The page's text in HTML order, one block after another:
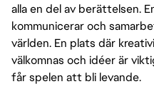
alla en del av berättelsen.
kommunicerar och
världen. En plats där
välkomnas och idéer är
får spelen att bli levande.